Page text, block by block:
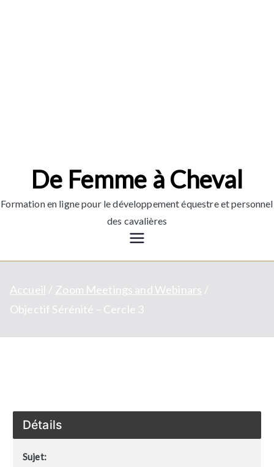
De Femme à Cheval
Formation en ligne pour le développement équestre et personnel
des cavalières
Accueil
Zoom Meetings and Webinars
Objectif Sérénité – Cercle 3
Détails
Sujet: